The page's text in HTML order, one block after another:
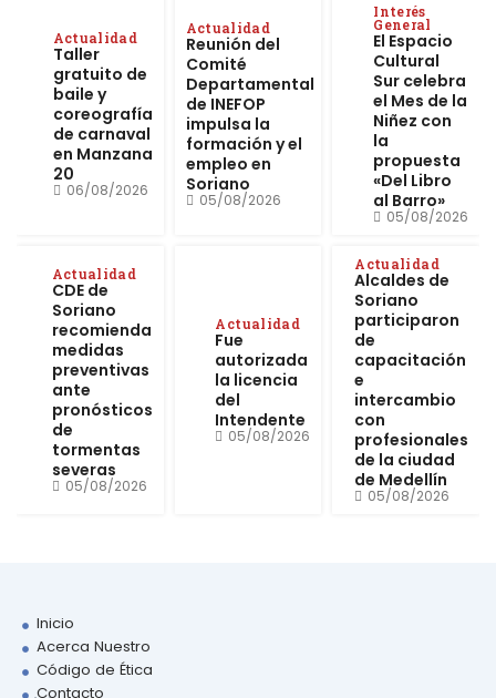
Actualidad
Taller
gratuito de
baile y
coreografía
de carnaval
en Manzana
20
06/08/2026
Actualidad
Reunión del
Comité
Departamental
de INEFOP
impulsa la
formación y el
empleo en
Soriano
05/08/2026
Interés
General
El Espacio
Cultural
Sur celebra
el Mes de la
Niñez con
la
propuesta
«Del Libro
al Barro»
05/08/2026
Actualidad
CDE de
Soriano
recomienda
medidas
preventivas
ante
pronósticos
de
tormentas
severas
05/08/2026
Actualidad
Fue
autorizada
la licencia
del
Intendente
05/08/2026
Actualidad
Alcaldes de
Soriano
participaron
de
capacitación
e
intercambio
con
profesionales
de la ciudad
de Medellín
05/08/2026
Inicio
Acerca Nuestro
Código de Ética
Contacto